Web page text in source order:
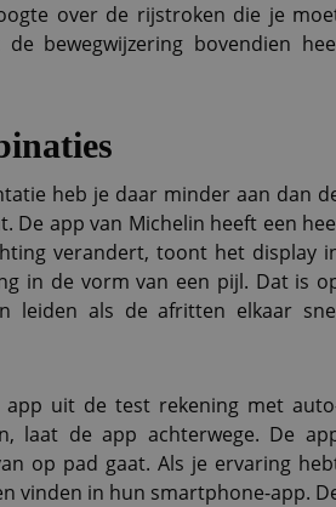
over de rijstroken die je
bewegwijzering bovendien
heb je daar minder aan dan
De app van Michelin heeft een
verandert, toont het display
in de vorm van een pijl. Dat is
leiden als de afritten elkaar
app uit de test rekening met
laat de app achterwege. De
op pad gaat. Als je ervaring
vinden in hun smartphone-app.